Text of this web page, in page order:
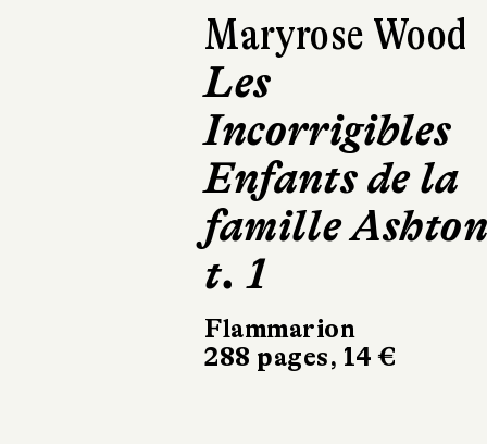
Maryrose Wood
Les
Incorrigibles
Enfants de la
famille
t. 1
Flammarion
288 pages, 14 €